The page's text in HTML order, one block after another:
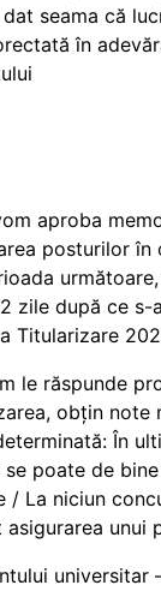
seama că
în
aproba
posturilor în
zile după ce s-
Titularizare
le răspunde
obțin note
În
poate de
/ La niciun
unui
universitar